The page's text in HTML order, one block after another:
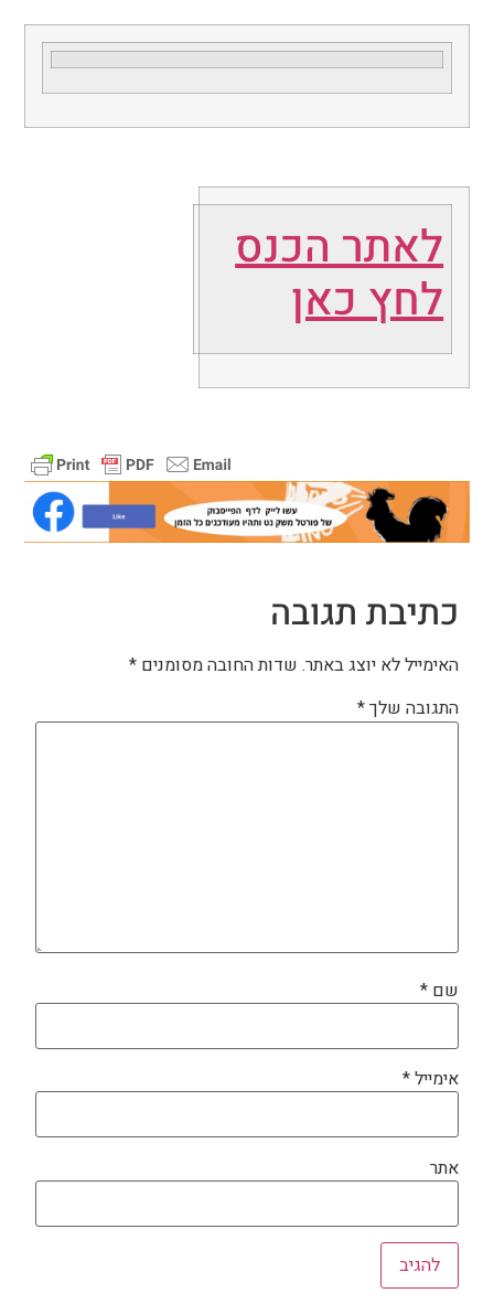
לאתר הכנס
לחץ כאן
כתיבת תגובה
האימייל לא יוצג באתר. שדות החובה מסומנים *
התגובה שלך*
שם *
אימייל*
אתר